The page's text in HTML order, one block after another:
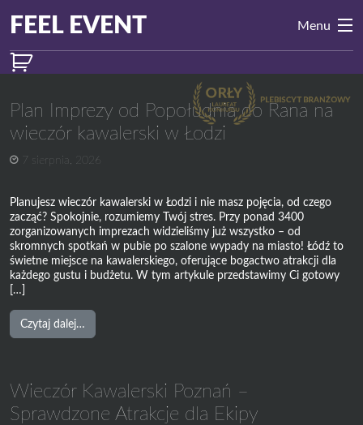
Main
Navigation
FEEL EVENT Menu
Plan Imprezy od Popołudnia do Rana na
wieczór kawalerski w Łodzi
7 sierpnia, 2026
Planujesz wieczór kawalerski w Łodzi i nie masz pojęcia, od czego
zacząć? Spokojnie, rozumiemy Twój stres. Przy ponad 3400
zorganizowanych imprezach widzieliśmy już wszystko – od
skromnych spotkań w pubie po szalone wypady na miasto! Łódź to
świetne miejsce na kawalerskiego, oferujące bogactwo atrakcji dla
każdego gustu i budżetu. W tym artykule przedstawimy Ci gotowy
[…]
Czytaj dalej…
Plan
Popołudnia
do
Wieczór Kawalerski Poznań –
Sprawdzone Atrakcje dla Ekipy